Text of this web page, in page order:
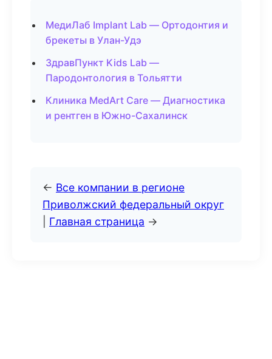
МедиЛаб Implant Lab — Ортодонтия и
брекеты в Улан-Удэ
ЗдравПункт Kids Lab —
Пародонтология в Тольятти
Клиника MedArt Care — Диагностика
и рентген в Южно-Сахалинск
← Все компании в регионе
Приволжский федеральный округ
Главная страница →